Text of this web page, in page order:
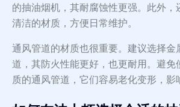
的抽油烟机，其耐腐蚀性更强。此外，
清洁的材质，方便日常维护。
通风管道的材质也很重要。建议选择金
道，其防火性能更好，也更耐用。避免
质的通风管道，它们容易老化变形，影